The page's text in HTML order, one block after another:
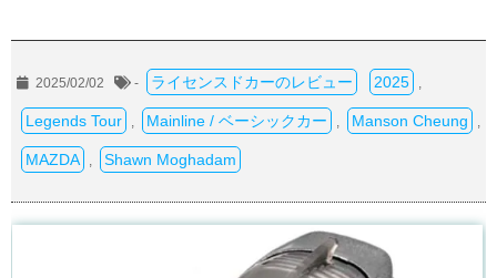
2025/02/02 - ライセンスドカーのレビュー 2025
Legends Tour Mainline / ベーシックカー Manson Cheung
MAZDA Shawn Moghadam